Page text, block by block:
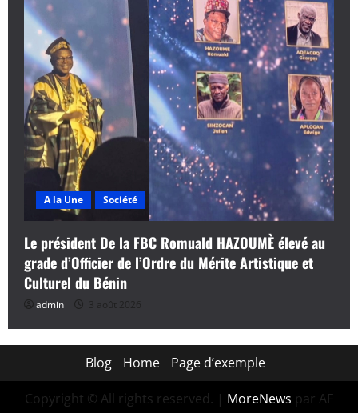
A la Une Société
Le président De la FBC Romuald HAZOUMÈ élevé au
grade d’Officier de l’Ordre du Mérite Artistique et
Culturel du Bénin
admin 3 août 2026
Blog Home Page d’exemple
Copyright © All rights reserved. | MoreNews par AF